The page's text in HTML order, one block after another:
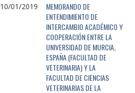
10/01/2019
MEMORANDO DE
ENTENDIMIENTO DE
INTERCAMBIO ACADÉMICO Y
COOPERACIÓN ENTRE LA
UNIVERSIDAD DE MURCIA,
ESPAÑA (FACULTAD DE
VETERINARIA) Y LA
FACULTAD DE CIENCIAS
VETERINARIAS DE LA